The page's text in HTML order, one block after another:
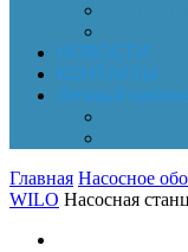
НОВОСТИ
КОНТАКТЫ
Личный
Главная Насосное
WILO Насосная